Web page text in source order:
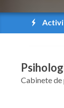
Cabinete